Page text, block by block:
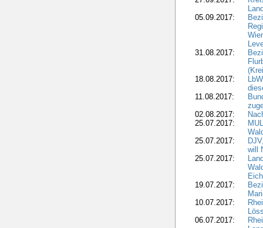
05.09.2017:
31.08.2017:
18.08.2017:
11.08.2017:
02.08.2017:
25.07.2017:
25.07.2017:
will
25.07.2017:
19.07.2017:
10.07.2017:
06.07.2017: